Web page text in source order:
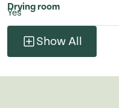
Drying room
Yes
Show All